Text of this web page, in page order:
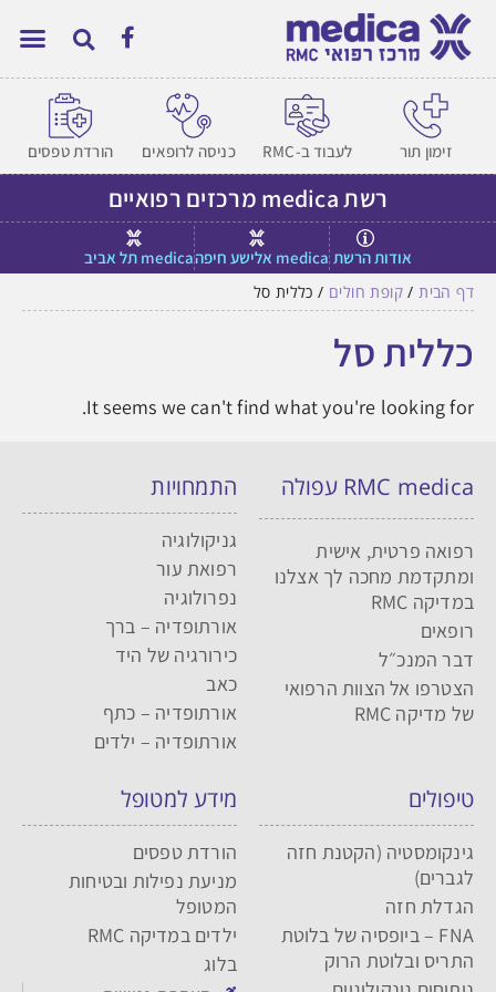
זימון תור לעבוד ב-RMC כניסה לרופאים הורדת טפסים
רשת medica מרכזים רפואיים
אודות הרשת medica אלישע חיפה
medica תל אביב
דף הבית/קופת חולים / כללית סל
כללית סל
It seems we can't find what you're looking for.
RMC medica עפולה
רפואה פרטית, אישית
ומתקדמת מחכה לך אצלנו
במדיקה RMC
רופאים
דבר המנכ״ל
הצטרפו אל הצוות הרפואי
של מדיקה RMC
התמחויות
גניקולוגיה
רפואת עור
נפרולוגיה
אורתופדיה – ברך
כירורגיה של היד
כאב
אורתופדיה – כתף
אורתופדיה – ילדים
טיפולים
גינקומסטיה (הקטנת חזה
לגברים)
הגדלת חזה
FNA – ביופסיה של בלוטת
התריס ובלוטת הרוק
מידע למטופל
הורדת טפסים
מניעת נפילות ובטיחות
המטופל
ילדים במדיקה RMC
בלוג